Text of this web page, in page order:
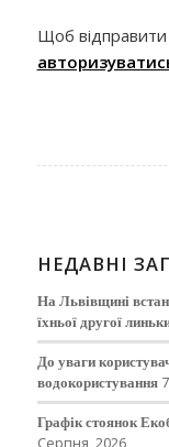
Щоб
НЕДАВНІ
На Львівщині
їхньої другої
До уваги
водокористування
Графік стоянок
Серпня, 2026